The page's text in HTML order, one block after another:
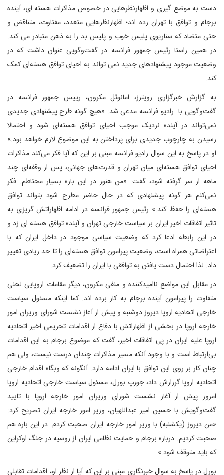
دست به موضع گیری و اظهارنظرهایی در خصوص مذاکرات هسته ای، آینده
برجام و توافق با تهران زده اند؛ اظهارنظرهایی متعدد، مفتاوت، متناقض و
حتی متضاد که سناریوی پلیس خوب و پلیس بد را به ذهن متبادر می کند.
در همین راستا رئیس جمهور فرانسه در گفت‌وگویی عنوان داشت که در
وضعیت موجود پیشنهادهای جدید نمی تواند به احیای توافق هسته‌ای کمک
کند.
به گزارش خبرگزاری رویترز، امانوئل مکرون، رییس جمهور فرانسه در
گفت‌وگویی با رادیو فرانسه مدعی شد: «هیچ گونه طرح پیشنهادی جدیدی
نمی‌تواند در آینده نزدیک موجب احیای توافق هسته‌ای شود و احتمالا
رسیدن به چارچوب جدیدی برای پرداختن به این موضوع لازم خواهد بود.»
او در پاسخ به این سوال رادیو فرانسه مبنی بر این که آیا فکر ‌می‌کند مذاکرات
احیای توافق هسته‌ای میان تهران و قدرت‌های جهانی، پس از وقفه‌ای چند
ماهه از سر گرفته شود، گفت: «من هنوز در این باره بسیار محتاطم. فکر
نمی‌کنم هر گونه پیشنهادی که در حال حاضر مطرح شود بتواند توافق
هسته‌ای را حفظ کند.» رئیس جمهور فرانسه در ادامه اظهاراتش گریزی به
تاثیر اتفاقات اخیر ایران بر سیاست خارجی تهران و آینده توافق هسته ای زد و
در این رابطه ادعا کرد که وضعیت سیاسی موجود در داخل ایران که با
اعتراضاتی همراه است، وضعیت پیرامون توافق هسته‌ای را تا حد زیادی تغییر
داد. لذا احتمال دست یافتن به توافقی با ایران را تضعیف کرد.
در مقابل این مواضع ناامیدکننده و منفی مکرون، دیگر مقامات اروپایی لحنی
متفاوت را پیرامون آینده برجام به کار برده اند. کما اینکه مسئول سیاست
خارجی اتحادیه اروپا دیروز دوشنبه و پیش از آغاز نشست شورای وزیران امور
خارجه اروپا در بخشی از اظهاراتش با دفاع از اقدامات تحریمی اخیر اتحادیه
اروپا علیه ایران در پی اتفاقات اخیر، گفت که موضوع برجام به این اقدامات
بی‌ارتباط است و با وجود آنکه مسیر مذاکرات چندان درست نیست، ولی هم
چنان کار بر روی این توافق با ایران ادامه دارد. آنگونه که وبگاه اقدام خارجی
اتحادیه اروپا گرزارش داد، جوزپ بورل، مسئول سیاست خارجی اتحادیه اروپا
امروز پیش از آغاز نشست شورای وزیران امور خارجه اروپا با تایید
گفت‌وگویش با حسین امیر عبداللهیان، وزیر امور خارجه ایران تصریح کرد:
«من دیروز (یکشنبه) با وزیر امور خارجه ایران صحبت کردم. در این باره هم
صحبت کردیم. درباره برجام و حمایت نظامی ایران از روسیه در جنگ اوکراین
که باید متوقف شود.»
بورل در پاسخ به سوال خبرنگاری مبنی بر این که آیا از نظر او، اقدامات تقابلی